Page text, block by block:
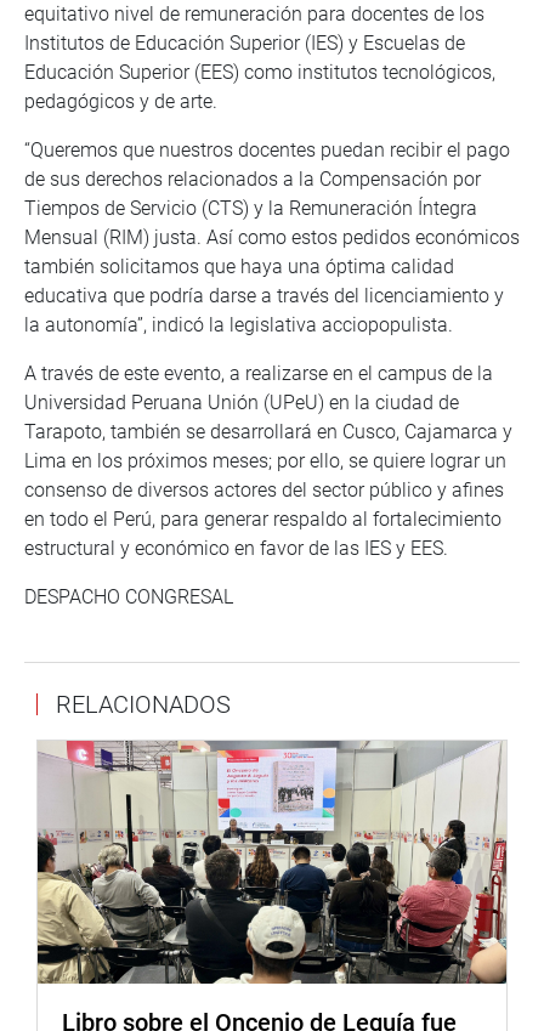
equitativo nivel de remuneración para docentes de los
Institutos de Educación Superior (IES) y Escuelas de
Educación Superior (EES) como institutos tecnológicos,
pedagógicos y de arte.
“Queremos que nuestros docentes puedan recibir el pago
de sus derechos relacionados a la Compensación por
Tiempos de Servicio (CTS) y la Remuneración Íntegra
Mensual (RIM) justa. Así como estos pedidos económicos
también solicitamos que haya una óptima calidad
educativa que podría darse a través del licenciamiento y
la autonomía”, indicó la legislativa acciopopulista.
A través de este evento, a realizarse en el campus de la
Universidad Peruana Unión (UPeU) en la ciudad de
Tarapoto, también se desarrollará en Cusco, Cajamarca y
Lima en los próximos meses; por ello, se quiere lograr un
consenso de diversos actores del sector público y afines
en todo el Perú, para generar respaldo al fortalecimiento
estructural y económico en favor de las IES y EES.
DESPACHO CONGRESAL
RELACIONADOS
Libro sobre el Oncenio de Leguía fue